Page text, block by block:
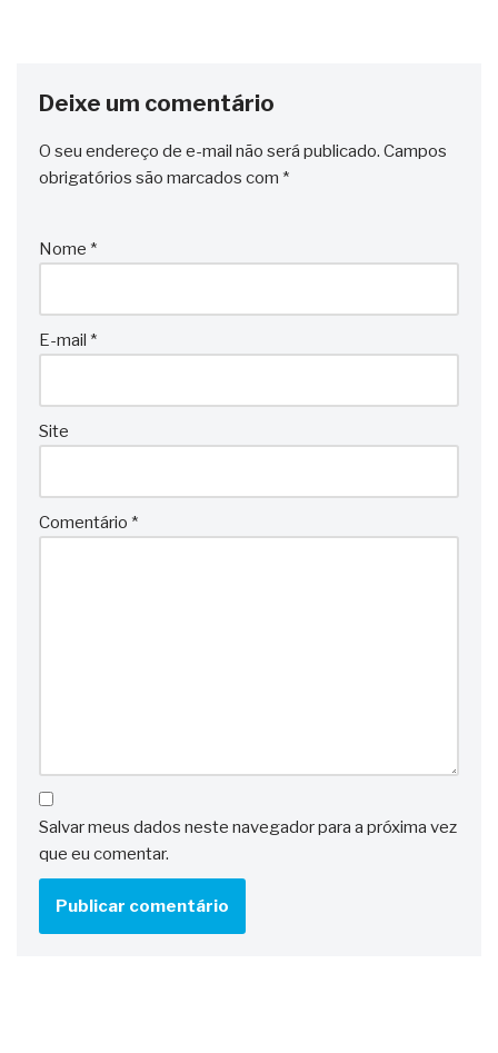
Deixe um comentário
O seu endereço de e-mail não será publicado. Campos
obrigatórios são marcados com *
Nome *
E-mail *
Site
Comentário *
Salvar meus dados neste navegador para a próxima vez
que eu comentar.